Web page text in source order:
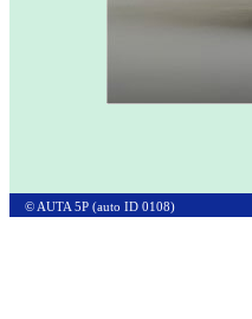
© AUTA 5P (auto ID 0108)